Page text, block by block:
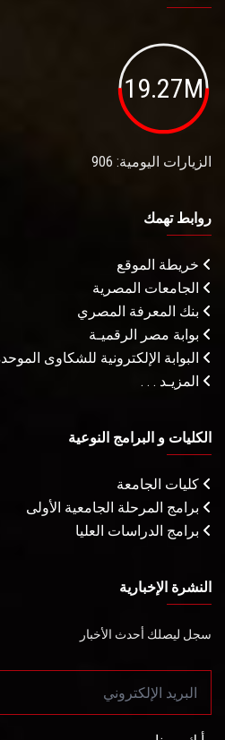
19.27M
الزيارات اليومية: 906
روابط تهمك
خريطة الموقع
الجامعات المصرية
بنك المعرفة المصري
بوابة مصر الرقميـة
البوابة الإلكترونية للشكاوى
المزيـد . . .
الكليات و البرامج النوعية
كليات الجامعة
برامج المرحلة الجامعية الأولى
برامج الدراسات العليا
النشرة الإخبارية
سجل ليصلك أحدث الأخبار